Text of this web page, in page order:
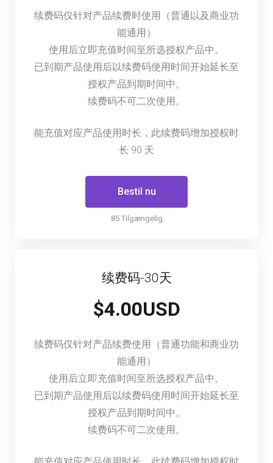
能充值对应产品使用时长，此续费码增加授权时
长 90 天
续费码仅针对产品续费时使用（普通以及商业功
能通用）
使用后立即充值时间至所选授权产品中。
已到期产品使用后以续费码使用时间开始延长至
授权产品到期时间中。
续费码不可二次使用。
Bestil nu
85 Tilgængelig
续费码-30天
$4.00USD
续费码仅针对产品续费使用（普通功能和商业功
能通用）
使用后立即充值时间至所选授权产品中。
已到期产品使用后以续费码使用时间开始延长至
授权产品到期时间中。
续费码不可二次使用。